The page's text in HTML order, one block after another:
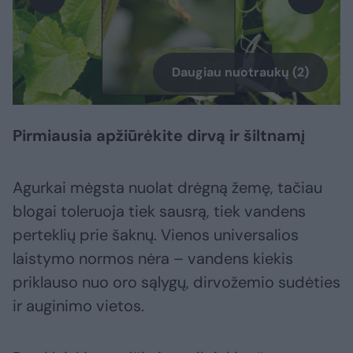
Daugiau nuotraukų (2)
Pirmiausia apžiūrėkite dirvą ir šiltnamį
Agurkai mėgsta nuolat drėgną žemę, tačiau
blogai toleruoja tiek sausrą, tiek vandens
perteklių prie šaknų. Vienos universalios
laistymo normos nėra – vandens kiekis
priklauso nuo oro sąlygų, dirvožemio sudėties
ir auginimo vietos.